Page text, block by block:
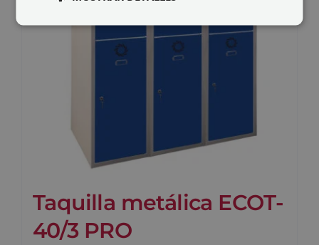
Taquilla metálica ECOT-
40/3 PRO